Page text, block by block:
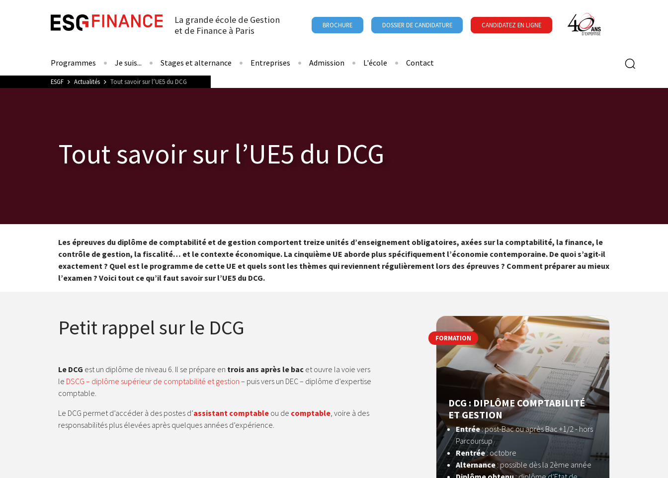
Tout savoir sur l’UE5 du DCG
Les épreuves du diplôme de comptabilité et de gestion comportent treize unités d’enseignement obligatoires, axées sur la comptabilité, la finance, le
contrôle de gestion, la fiscalité… et le contexte économique. La cinquième UE aborde plus spécifiquement l’économie contemporaine. De quoi s’agit-il
exactement ? Quel est le programme de cette UE et quels sont les thèmes qui reviennent régulièrement lors des épreuves ? Comment préparer au mieux
l’examen ? Voici tout ce qu’il faut savoir sur l’UE5 du DCG.
Petit rappel sur le DCG
Le DCG est un diplôme de niveau 6. Il se prépare en trois ans après le bac et ouvre la voie vers
le DSCG – diplôme supérieur de comptabilité et gestion – puis vers un DEC – diplôme d’expertise
comptable.
Le DCG permet d’accéder à des postes d’assistant comptable ou de comptable, voire à des
responsabilités plus élevées après quelques années d’expérience.
DCG : DIPLÔME COMPTABILITÉ
ET GESTION
Entrée:post-Bac ou après Bac +1/2 - hors
Parcoursup
Rentrée: octobre
Alternance: possible dès la 2ème année
FORMATION
La grande école de Gestion
et de Finance à Paris
BROCHURE DOSSIER DE CANDIDATURE CANDIDATEZ EN LIGNE
Programmes Je suis... Stages et alternance Entreprises Admission L'école Contact
Formulaire de recherche
Vous êtes ici
ESGF Actualités Tout savoir sur l’UE5 du DCG